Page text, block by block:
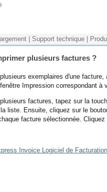
Support technique
plusieurs factures ?
exemplaires d'une
Impression correspondant à
factures, tapez sur la
liste. Ensuite, cliquez sur le
facture sélectionnée. Cliquez
Invoice Logiciel de